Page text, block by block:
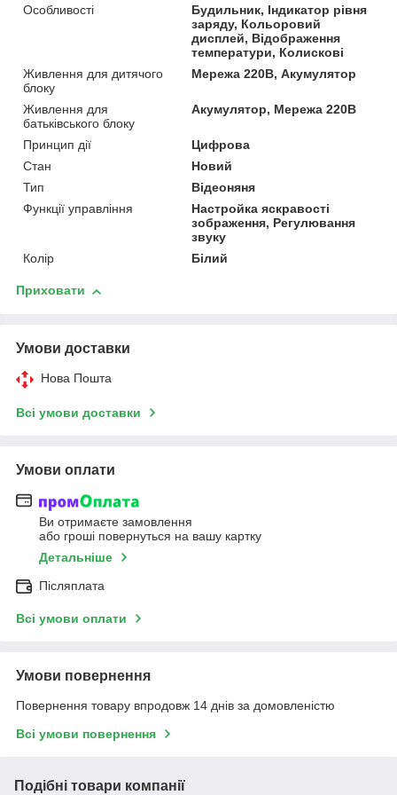
Особливості
Будильник, Індикатор рівня
заряду, Кольоровий
дисплей, Відображення
температури, Колискові
Живлення для дитячого
блоку
Мережа 220В, Акумулятор
Живлення для
батьківського блоку
Акумулятор, Мережа 220В
Принцип дії
Цифрова
Стан
Новий
Тип
Відеоняня
Функції управління
Настройка яскравості
зображення, Регулювання
звуку
Колір
Білий
Приховати
Умови доставки
Нова Пошта
Всі умови доставки
Умови оплати
Ви отримаєте замовлення
або гроші повернуться на вашу картку
Детальніше
Післяплата
Всі умови оплати
Умови повернення
Повернення товару впродовж 14 днів за домовленістю
Всі умови повернення
Подібні товари компанії